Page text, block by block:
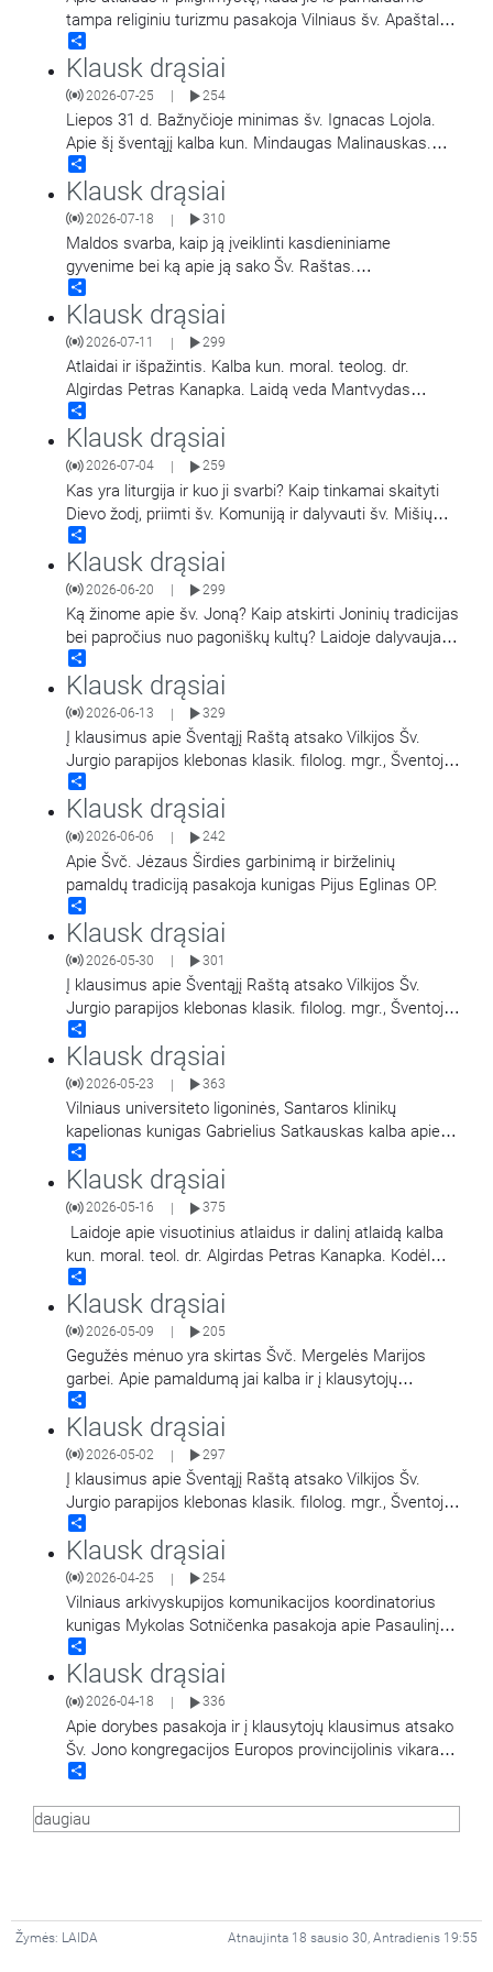
tampa religiniu turizmu pasakoja Vilniaus šv. Apaštalų
Pilypo ir Jokūbo (dominikonų) vienuolyno prioras,
Klausk drąsiai
2026-07-25 254
Liepos 31 d. Bažnyčioje minimas šv. Ignacas Lojola.
Apie šį šventąjį kalba kun. Mindaugas Malinauskas.
Laidą veda Mantvydas Prekevičius.
Klausk drąsiai
2026-07-18 | 310
Maldos svarba, kaip ją įveiklinti kasdieniniame
gyvenime bei ką apie ją sako Šv. Raštas.
Kalba salezietis kunigas Alessandro Barelli. Laidą veda
Miglė…
Klausk drąsiai
2026-07-11 | 299
Atlaidai ir išpažintis. Kalba kun. moral. teolog. dr.
Algirdas Petras Kanapka. Laidą veda Mantvydas
Prekevičius.
Klausk drąsiai
2026-07-04 259
Kas yra liturgija ir kuo ji svarbi? Kaip tinkamai skaityti
Dievo žodį, priimti šv. Komuniją ir dalyvauti šv. Mišių
aukoje?
Klausk drąsiai
2026-06-20 299
Ką žinome apie šv. Joną? Kaip atskirti Joninių tradicijas
bei papročius nuo pagoniškų kultų? Laidoje dalyvauja
Vilniaus šv. Teresės parapijos
Klausk drąsiai
2026-06-13 | 329
Į klausimus apie Šventąjį Raštą atsako Vilkijos Šv.
Jurgio parapijos klebonas klasik. filolog. mgr., Šventojo
Rašto lic. kun. Linas Šipavičius. Laidą
veda Mindaugas…
Klausk drąsiai
2026-06-06 242
Apie Švč. Jėzaus Širdies garbinimą ir birželinių
pamaldų tradiciją pasakoja kunigas Pijus Eglinas OP.
Klausk drąsiai
2026-05-30 301
Į klausimus apie Šventąjį Raštą atsako Vilkijos Šv.
Jurgio parapijos klebonas klasik. filolog. mgr., Šventojo
Rašto lic. kun. Linas Šipavičius. Laidą
veda Mantvydas Prekevičius.
Klausk drąsiai
2026-05-23 | 363
Vilniaus universiteto ligoninės, Santaros klinikų
kapelionas kunigas Gabrielius Satkauskas kalba apie
Dievo žodžio sklaidos svarbą. Laidą veda Regina
Statkuvienė.
Klausk drąsiai
2026-05-16 375
Laidoje apie visuotinius atlaidus ir dalinį atlaidą kalba
kun. moral. teol. dr. Algirdas Petras Kanapka. Kodėl
Bažnyčia kalba apie atlaidų praktiką
Klausk drąsiai
2026-05-09 205
Gegužės mėnuo yra skirtas Švč. Mergelės Marijos
garbei. Apie pamaldumą jai kalba ir į klausytojų
klausimus tiesioginio eterio metu atsako Panevėžio Šv.
…
Klausk drąsiai
2026-05-02 | 297
Į klausimus apie Šventąjį Raštą atsako Vilkijos Šv.
Jurgio parapijos klebonas klasik. filolog. mgr., Šventojo
Rašto lic. kun. Linas Šipavičius. Laidą
veda Mantvydas Prekevičius.
Klausk drąsiai
2026-04-25 | 254
Vilniaus arkivyskupijos komunikacijos koordinatorius
kunigas Mykolas Sotničenka pasakoja apie Pasaulinį
Apaštalinį Gailestingumo kongresą, kuris vyks šių metų
birželio 7–12 d.…
Klausk drąsiai
2026-04-18 336
Apie dorybes pasakoja ir į klausytojų klausimus atsako
Šv. Jono kongregacijos Europos provincijolinis vikaras,
Vilniaus Išganytojo bažnyčios rektorius ir Balstogės
daugiau
Žymės: LAIDA Atnaujinta 18 sausio 30, Antradienis 19:55